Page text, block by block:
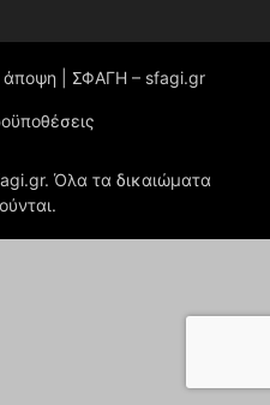
| ΣΦΑΓΗ – sfagi.gr
Όλα τα δικαιώματα